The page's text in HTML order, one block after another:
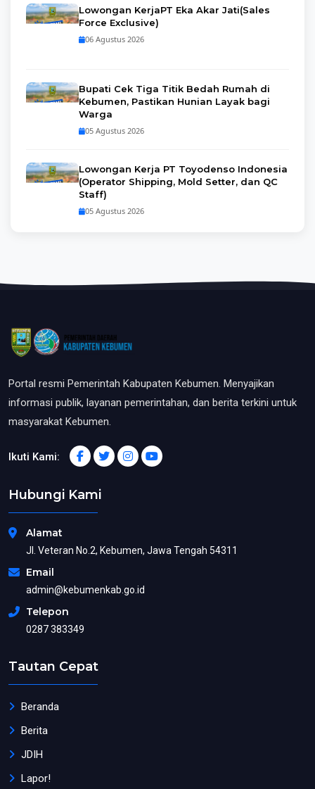
Lowongan KerjaPT Eka Akar Jati(Sales
Force Exclusive)
06 Agustus 2026
Bupati Cek Tiga Titik Bedah Rumah di
Kebumen, Pastikan Hunian Layak bagi
Warga
05 Agustus 2026
Lowongan Kerja PT Toyodenso Indonesia
(Operator Shipping, Mold Setter, dan QC
Staff)
05 Agustus 2026
Portal resmi Pemerintah Kabupaten Kebumen. Menyajikan
informasi publik, layanan pemerintahan, dan berita terkini untuk
masyarakat Kebumen.
Ikuti Kami:
Hubungi Kami
Alamat
Jl. Veteran No.2, Kebumen, Jawa Tengah 54311
Email
admin@kebumenkab.go.id
Telepon
0287 383349
Tautan Cepat
Beranda
Berita
JDIH
Lapor!